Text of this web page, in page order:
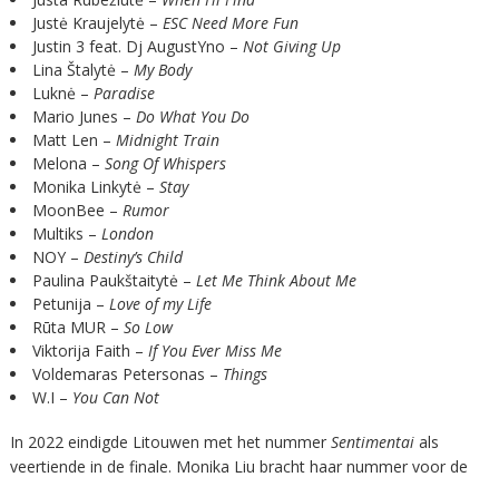
Justė Kraujelytė – ESC Need More Fun
Justin 3 feat. Dj AugustYno – Not Giving Up
Lina Štalytė – My Body
Luknė – Paradise
Mario Junes – Do What You Do
Matt Len – Midnight Train
Melona – Song Of Whispers
Monika Linkytė – Stay
MoonBee – Rumor
Multiks – London
NOY – Destiny’s Child
Paulina Paukštaitytė – Let Me Think About Me
Petunija – Love of my Life
Rūta MUR – So Low
Viktorija Faith – If You Ever Miss Me
Voldemaras Petersonas – Things
W.I – You Can Not
In 2022 eindigde Litouwen met het nummer Sentimentaials
veertiende in de finale. Monika Liu bracht haar nummer voor de